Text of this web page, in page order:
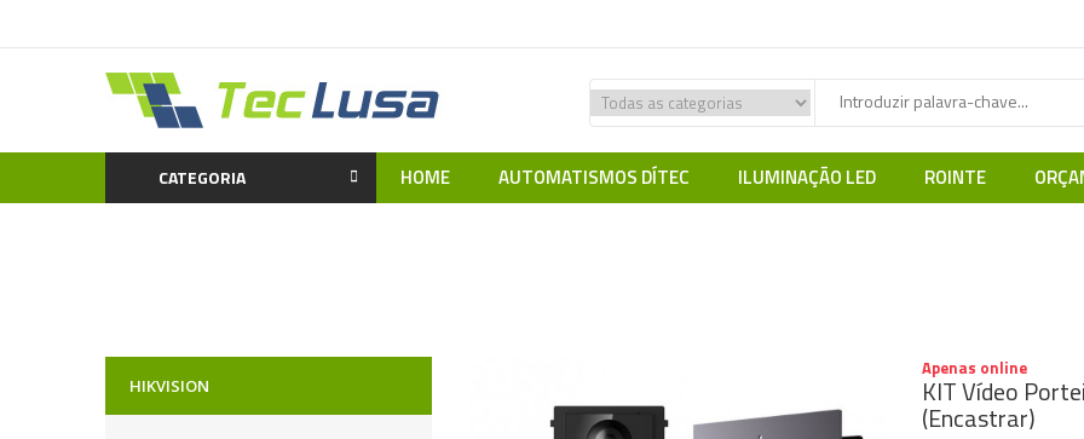
CATEGORIA HOME AUTOMATISMOS DÍTEC ILUMINAÇÃO LED ROINTE
HIKVISION
Apenas online
KIT Vídeo
(Encastrar)